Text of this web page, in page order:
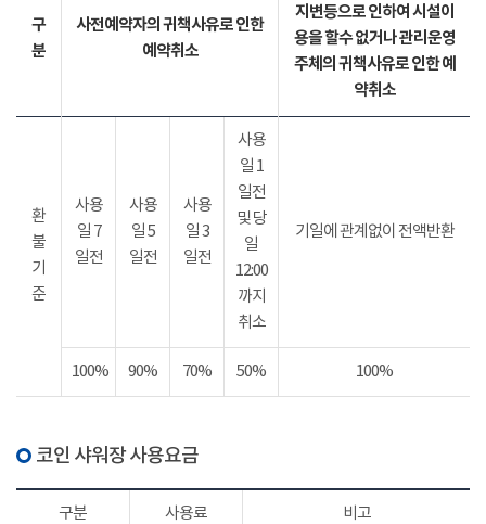
구
분
사전예약자의 귀책사유로 인한
예약취소
지변등으로 인하여 시설이
용을 할수 없거나 관리운영
주체의 귀책사유로 인한 예
약취소
환
불
기
준
사용
일 7
일전
사용
일 5
일전
사용
일 3
일전
사용
일 1
일전
및 당
일
12:00
까지
취소
기일에 관계없이 전액반환
100% 90% 70% 50% 100%
코인 샤워장 사용요금
구분 사용료 비고